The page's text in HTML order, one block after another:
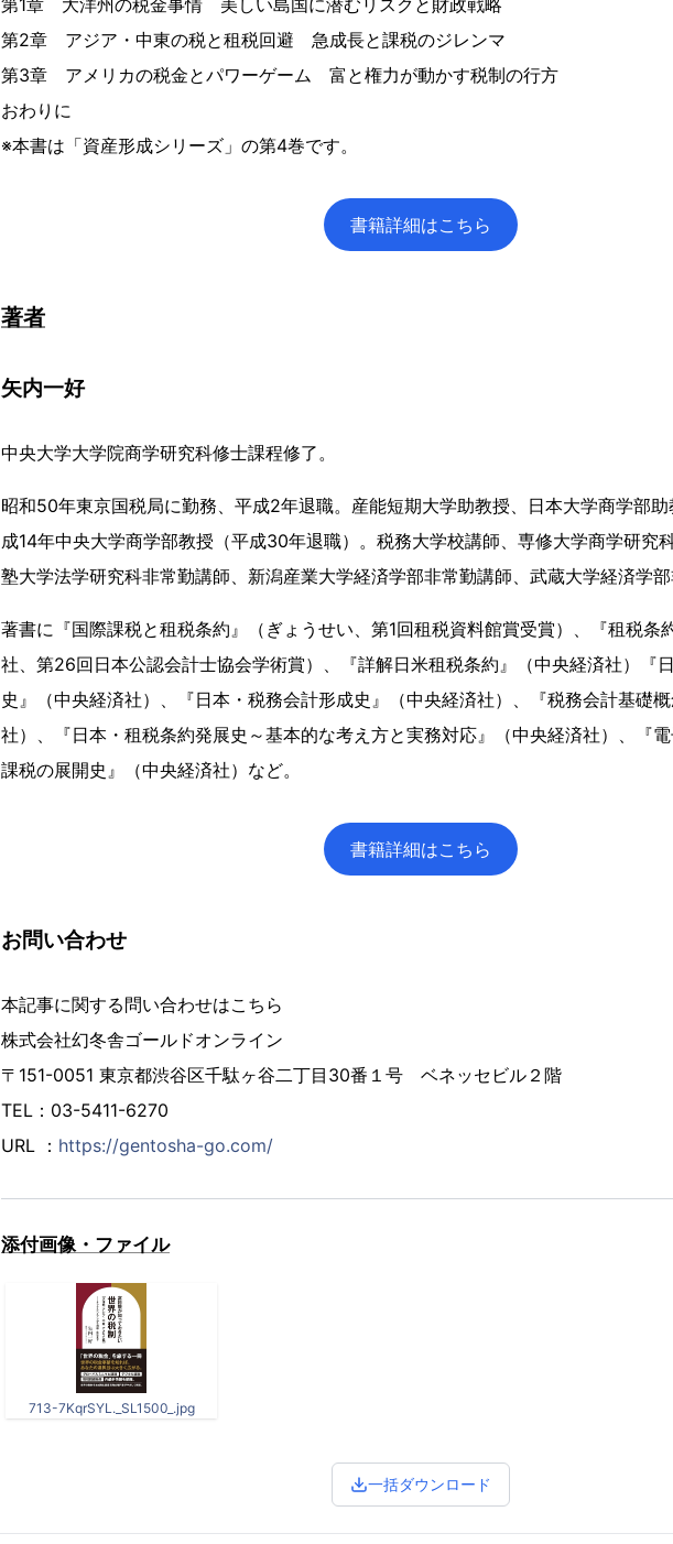
第1章 大洋州の税金事情 美しい島国に潜むリスクと財政戦略
第2章 アジア・中東の税と租税回避 急成長と課税のジレンマ
第3章 アメリカの税金とパワーゲーム 富と権力が動かす税制の行方
おわりに
※本書は「資産形成シリーズ」の第4巻です。
書籍詳細はこちら
著者
矢内一好
中央大学大学院商学研究科修士課程修了。
昭和50年東京国税局に勤務、平成2年退職。産能短期大学助教授、日本大学商学部
成14年中央大学商学部教授（平成30年退職）。税務大学校講師、専修大学商学研究
塾大学法学研究科非常勤講師、新潟産業大学経済学部非常勤講師、武蔵大学経済学部
著書に『国際課税と租税条約』（ぎょうせい、第1回租税資料館賞受賞）、『租税条
社、第26回日本公認会計士協会学術賞）、『詳解日米租税条約』（中央経済社）『
史』（中央経済社）、『日本・税務会計形成史』（中央経済社）、『税務会計基礎
社）、『日本・租税条約発展史～基本的な考え方と実務対応』（中央経済社）、『
課税の展開史』（中央経済社）など。
書籍詳細はこちら
お問い合わせ
本記事に関する問い合わせはこちら
株式会社幻冬舎ゴールドオンライン
〒151-0051 東京都渋谷区千駄ヶ谷二丁目30番１号 ベネッセビル２階
TEL：03-5411-6270
URL ： https://gentosha-go.com/
添付画像・ファイル
713-7KqrSYL._SL1500_.jpg
一括ダウンロード